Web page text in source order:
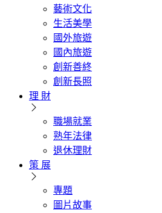
藝術文化
生活美學
國外旅遊
國內旅遊
創新善終
創新長照
理 財
職場就業
熟年法律
退休理財
策 展
專題
圖片故事